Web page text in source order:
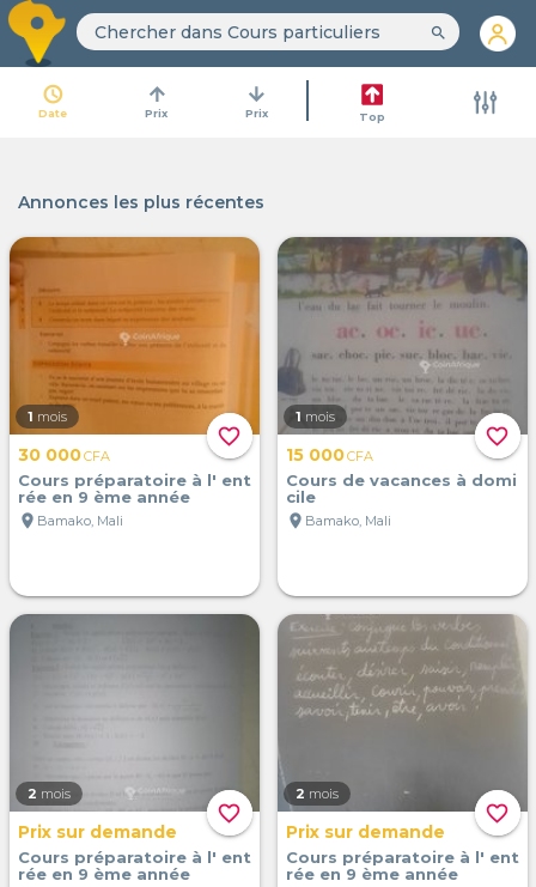
search
access_time
Date
arrow_upward
Prix
arrow_downward
Prix Top
Annonces les plus récentes
favorite_border
1 mois
30 000CFA
Cours préparatoire à l' ent
rée en 9 ème année
location_on Bamako, Mali
favorite_border
1 mois
15 000CFA
Cours de vacances à domi
cile
location_on Bamako, Mali
favorite_border
2 mois
Prix sur demande
Cours préparatoire à l' ent
rée en 9 ème année
favorite_border
2 mois
Prix sur demande
Cours préparatoire à l' ent
rée en 9 ème année